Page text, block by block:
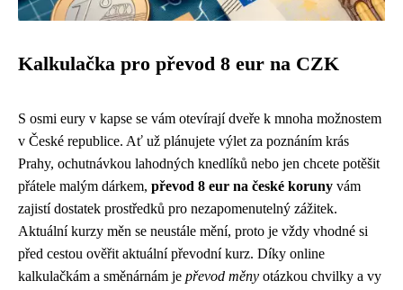
Kalkulačka pro převod 8 eur na CZK
S osmi eury v kapse se vám otevírají dveře k mnoha možnostem
v České republice. Ať už plánujete výlet za poznáním krás
Prahy, ochutnávkou lahodných knedlíků nebo jen chcete potěšit
přátele malým dárkem, převod 8 eur na české koruny vám
zajistí dostatek prostředků pro nezapomenutelný zážitek.
Aktuální kurzy měn se neustále mění, proto je vždy vhodné si
před cestou ověřit aktuální převodní kurz. Díky online
kalkulačkám a směnárnám je převod měny otázkou chvilky a vy